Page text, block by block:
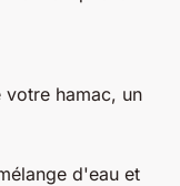
hamac, un
d'eau et